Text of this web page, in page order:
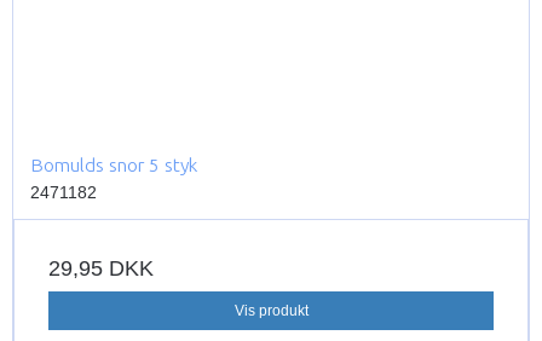
Bomulds snor 5 styk
2471182
29,95 DKK
Vis produkt